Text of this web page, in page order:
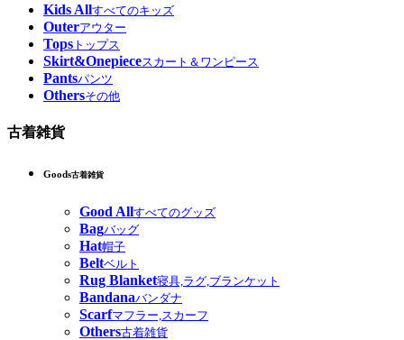
Kids Allすべてのキッズ
Outerアウター
Tops トップス
Skirt&Onepieceスカート＆ワンピース
Pantsパンツ
Othersその他
古着雑貨
Goods古着雑貨
Good Allすべてのグッズ
Bagバッグ
Hat帽子
Beltベルト
Rug Blanket寝具,ラグ,ブランケット
Bandanaバンダナ
Scarfマフラー,スカーフ
Others古着雑貨